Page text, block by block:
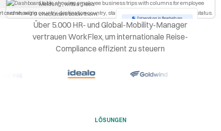
Über 5.000 HR- und Global-Mobility-Manager
vertrauen WorkFlex, um internationale Reise-
Compliance effizient zu steuern
LÖSUNGEN